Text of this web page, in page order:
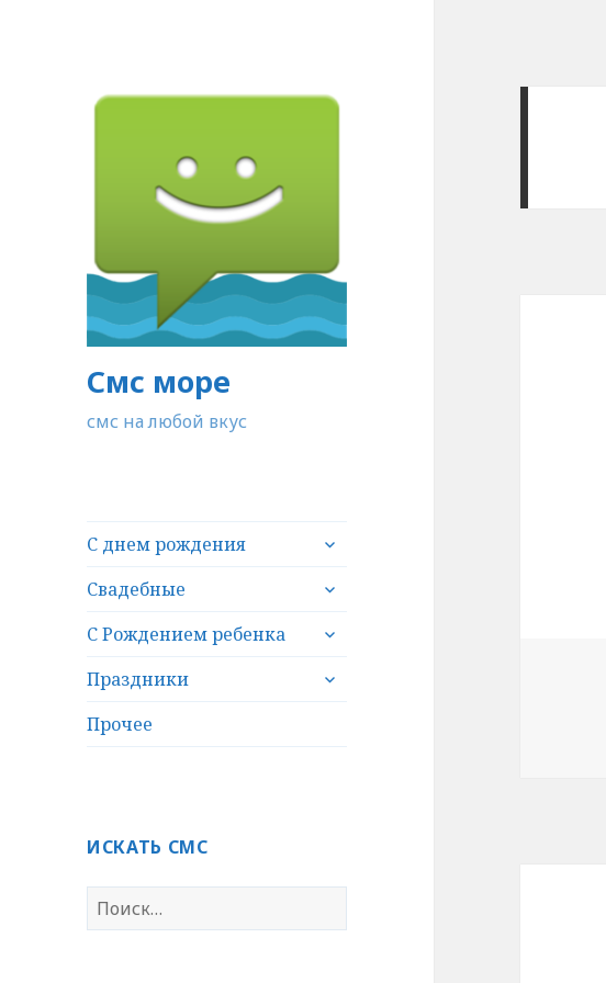
Смс море
смс на любой вкус
С днем рождения
раскрыть
меню
Свадебные
раскрыть
меню
С Рождением ребенка
раскрыть
меню
Праздники
раскрыть
Прочее
ИСКАТЬ СМС
Н
а